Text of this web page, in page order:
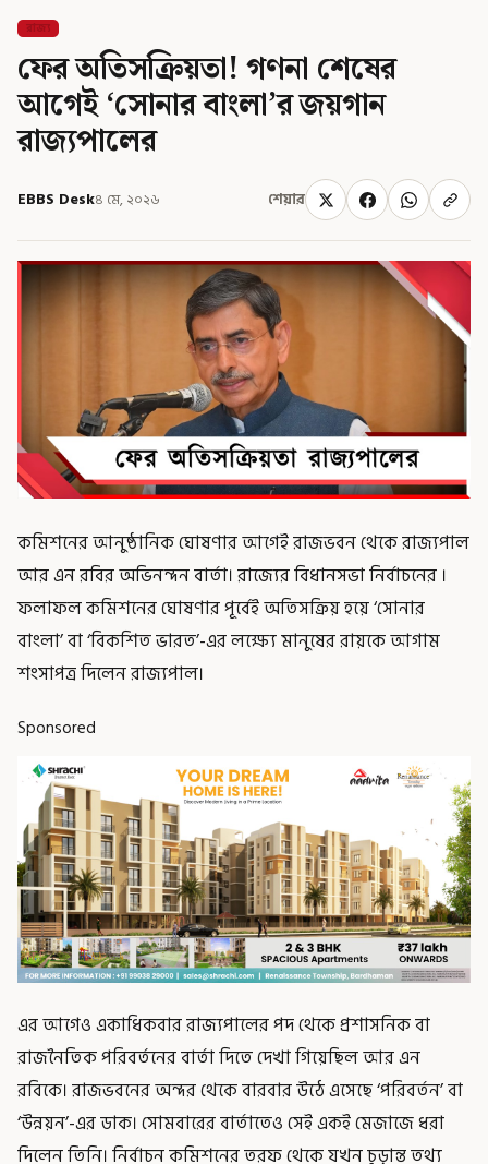
রাজ্য
ফের অতিসক্রিয়তা! গণনা শেষের
আগেই ‘সোনার বাংলা’র জয়গান
রাজ্যপালের
EBBS Desk৪ মে, ২০২৬ শেয়ার
কমিশনের আনুষ্ঠানিক ঘোষণার আগেই রাজভবন থেকে রাজ্যপাল
আর এন রবির অভিনন্দন বার্তা। রাজ্যের বিধানসভা নির্বাচনের ।
ফলাফল কমিশনের ঘোষণার পূর্বেই অতিসক্রিয় হয়ে ‘সোনার
বাংলা’ বা ‘বিকশিত ভারত’-এর লক্ষ্যে মানুষের রায়কে আগাম
শংসাপত্র দিলেন রাজ্যপাল।
Sponsored
এর আগেও একাধিকবার রাজ্যপালের পদ থেকে প্রশাসনিক বা
রাজনৈতিক পরিবর্তনের বার্তা দিতে দেখা গিয়েছিল আর এন
রবিকে। রাজভবনের অন্দর থেকে বারবার উঠে এসেছে ‘পরিবর্তন’ বা
‘উন্নয়ন’-এর ডাক। সোমবারের বার্তাতেও সেই একই মেজাজে ধরা
দিলেন তিনি। নির্বাচন কমিশনের তরফ থেকে যখন চূড়ান্ত তথ্য